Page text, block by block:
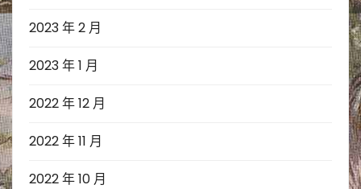
2023 年 2 月
2023 年 1 月
2022 年 12 月
2022 年 11 月
2022 年 10 月